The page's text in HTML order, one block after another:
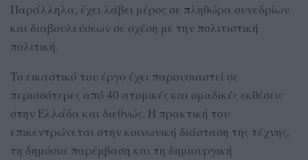
Παράλληλα, έχει λάβει μέρος σε πληθώρα συνεδρίων
και διαβουλεύσεων σε σχέση με την πολιτιστική
πολιτική.
Το εικαστικό του έργο έχει παρουσιαστεί σε
περισσότερες από 40 ατομικές και ομαδικές εκθέσεις
στην Ελλάδα και διεθνώς. Η πρακτική του
επικεντρώνεται στην κοινωνική διάσταση της τέχνης,
τη δημόσια παρέμβαση και τη δημιουργική